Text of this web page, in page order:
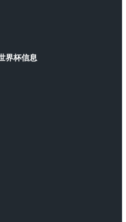
界杯信息